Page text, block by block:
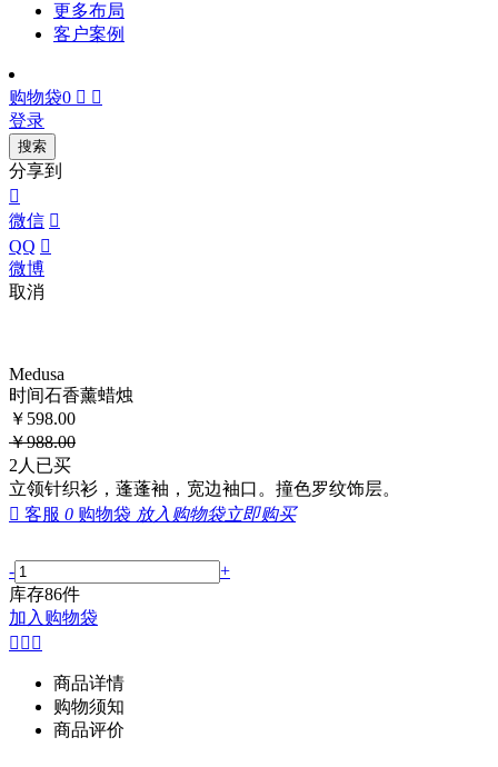
更多布局
客户案例
购物袋0  
登录
搜索
分享到

微信 
QQ 
微博
取消
Medusa
时间石香薰蜡烛
￥ 598.00
￥988.00
2 人已买
立领针织衫，蓬蓬袖，宽边袖口。撞色罗纹饰层。
 客服 0 购物袋 放入购物袋立即购买
-
+
库存86件
加入购物袋
  
商品详情
购物须知
商品评价